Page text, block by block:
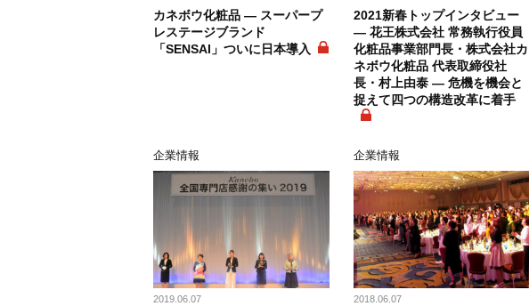
カネボウ化粧品 ― スーパープ
レステージブランド
「SENSAI」ついに日本導入
2021新春トップインタビュー
― 花王株式会社 常務執行役員
化粧品事業部門長・株式会社カ
ネボウ化粧品 代表取締役社
長・村上由泰 ― 危機を機会と
捉えて四つの構造改革に着手
企業情報
2019.06.07
企業情報
2018.06.07